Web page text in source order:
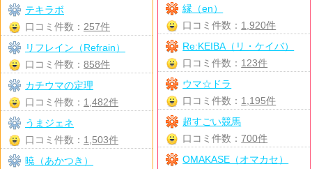
縁（en）
口コミ件数： 1,920件
Re:KEIBA（リ・ケイバ）
口コミ件数： 123件
ウマ☆ドラ
口コミ件数： 1,195件
超すごい競馬
口コミ件数：700件
OMAKASE（オマカセ）
テキラボ
口コミ件数： 257件
リフレイン（Refrain）
口コミ件数： 858件
カチウマの定理
口コミ件数： 1,482件
うまジェネ
口コミ件数： 1,503件
暁（あかつき）